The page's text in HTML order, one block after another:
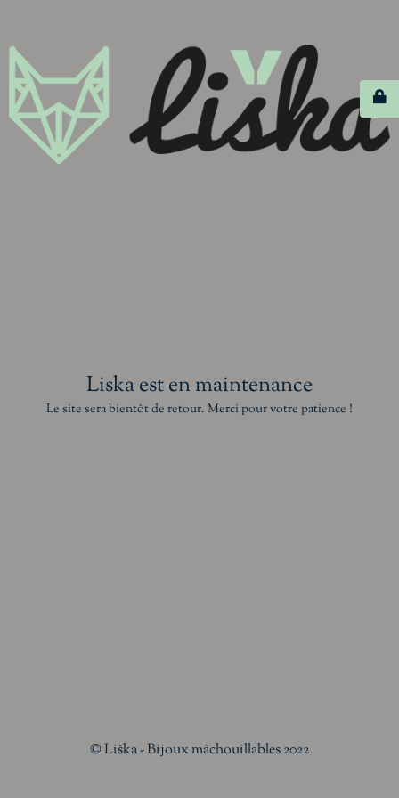
Liska est en maintenance
Le site sera bientôt de retour. Merci pour votre patience !
© Liška - Bijoux mâchouillables 2022